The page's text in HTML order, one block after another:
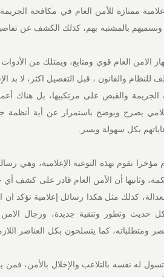
ممتازة للأمن العام في مكافحة
ونسميهم بالمشتبه بهم، كذلك الكشف عن
الامن العام قوي ومتابع، ويمتلك من الأدوات
والقانون ، قبل التفصيل اكثر، لا بد
والقبض على مرتكبيها، بل هناك
يصرح ويوضح باستمرار عن أية أنظمة
بكل سهولة ويسر.
مؤخرا تقوم بهذه التوعية الإعلامية، وهي
وثانيها أن الأمن العام قادر على كشف أي
كذلك مثل هكذا رسائل إعلامية تؤكد ان
حديث وتطور وتنقية جديدة، ورجال
ومتطلباته، كما يتسلحون بكل العناصر
له نفسه بالتلاعب والإخلال بالأمن، فمن